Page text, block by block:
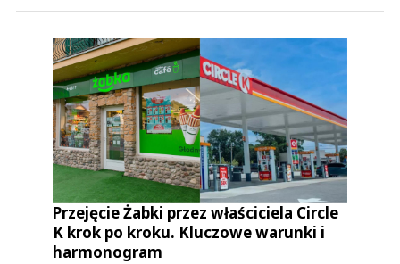
Przejęcie Żabki przez właściciela Circle
K krok po kroku. Kluczowe warunki i
harmonogram